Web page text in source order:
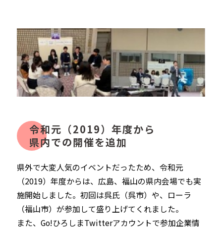
令和元（2019）年度から
県内での開催を追加
県外で大変人気のイベントだったため、令和元
（2019）年度からは、 広島、福山の県内会場でも実
施開始しました。初回は呉氏（呉市）や、 ローラ
（福山市）が参加して盛り上げてくれました。
また、Go!ひろしまTwitterアカウントで参加企業情